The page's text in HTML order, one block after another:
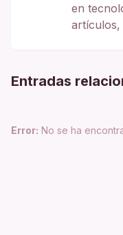
en
artículos,
Entradas
Error: No se ha